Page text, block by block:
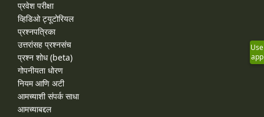
प्रवेश परीक्षा
व्हिडिओ ट्यूटोरियल
प्रश्नपत्रिका
उत्तरांसह प्रश्नसंच
प्रश्न शोध (beta)
गोपनीयता धोरण
नियम आणि अटी
आमच्याशी संपर्क साधा
आमच्याबद्दल
Use
app